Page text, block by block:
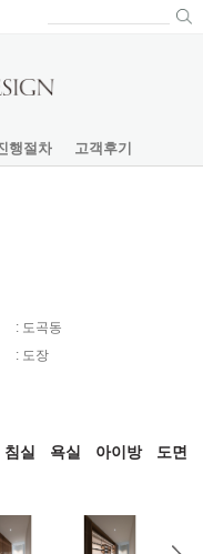
행절차 고객후기
: 도곡동
: 도장
침실 욕실 아이방
도면